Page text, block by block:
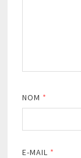
NOM *
E-MAIL *